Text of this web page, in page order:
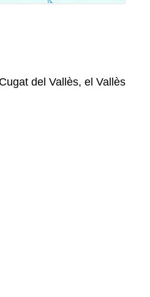
del Vallès, el Vallès